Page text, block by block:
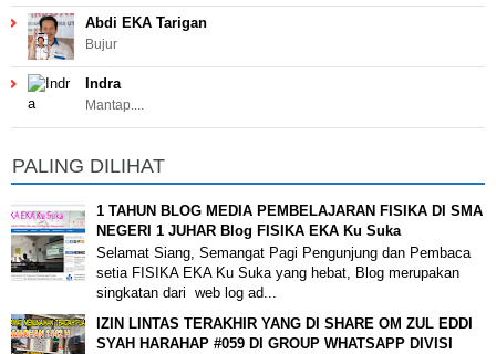
Abdi EKA Tarigan
Bujur
Indra
Mantap....
PALING DILIHAT
1 TAHUN BLOG MEDIA PEMBELAJARAN FISIKA DI SMA
NEGERI 1 JUHAR Blog FISIKA EKA Ku Suka
Selamat Siang, Semangat Pagi Pengunjung dan Pembaca
setia FISIKA EKA Ku Suka yang hebat, Blog merupakan
singkatan dari web log ad...
IZIN LINTAS TERAKHIR YANG DI SHARE OM ZUL EDDI
SYAH HARAHAP #059 DI GROUP WHATSAPP DIVISI